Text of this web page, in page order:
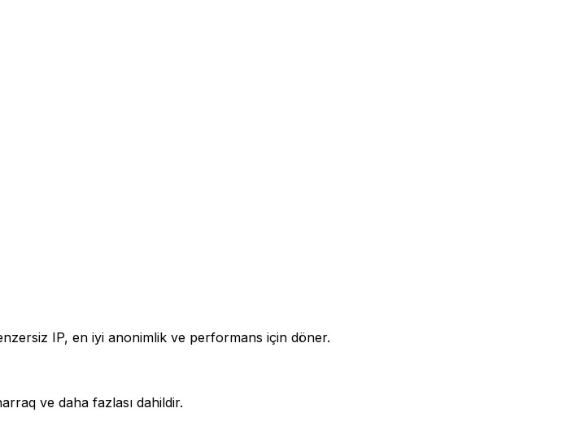
IP, en iyi anonimlik ve performans için döner.
ve daha fazlası dahildir.